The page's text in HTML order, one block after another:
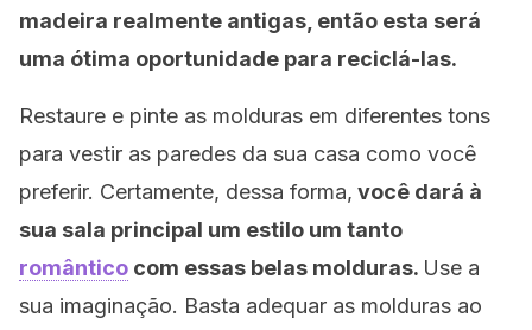
madeira realmente antigas, então esta será
uma ótima oportunidade para reciclá-las.
Restaure e pinte as molduras em diferentes tons
para vestir as paredes da sua casa como você
preferir. Certamente, dessa forma, você dará à
sua sala principal um estilo um tanto
romântico com essas belas molduras. Use a
sua imaginação. Basta adequar as molduras ao